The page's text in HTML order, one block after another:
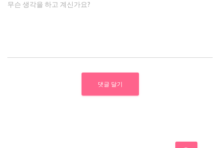
무슨 생각을 하고 계신가요?